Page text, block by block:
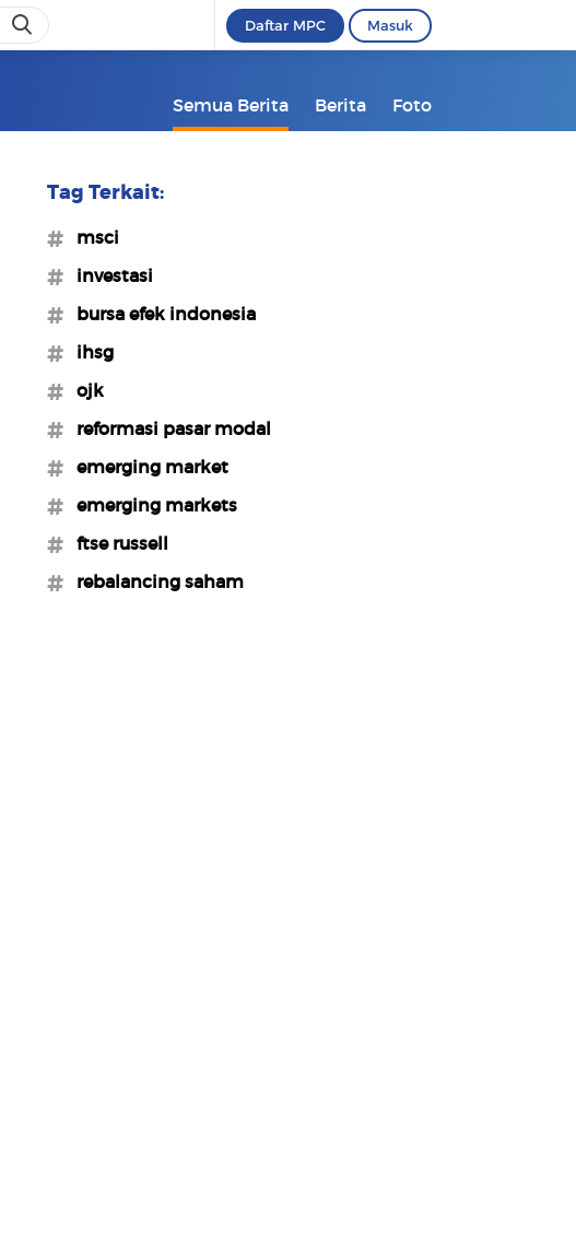
Daftar MPC Masuk
Semua Berita Berita Foto
Tag Terkait:
#msci
#investasi
#bursa efek indonesia
#ihsg
#ojk
#reformasi pasar modal
#emerging market
#emerging markets
#ftse russell
#rebalancing saham